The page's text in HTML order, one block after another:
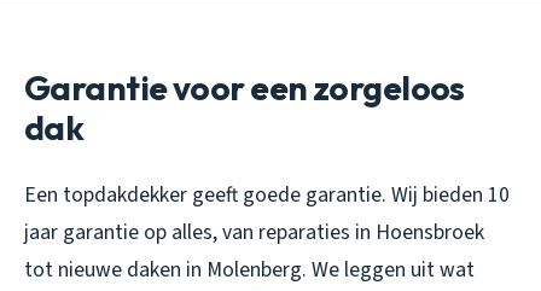
Garantie voor een zorgeloos
dak
Een topdakdekker geeft goede garantie. Wij bieden 10
jaar garantie op alles, van reparaties in Hoensbroek
tot nieuwe daken in Molenberg. We leggen uit wat